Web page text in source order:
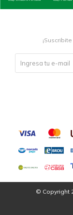
© Copyright